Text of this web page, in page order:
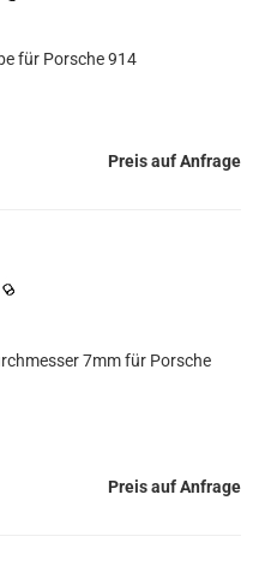
für Porsche 914
Preis auf Anfrage
7mm für Porsche
Preis auf Anfrage